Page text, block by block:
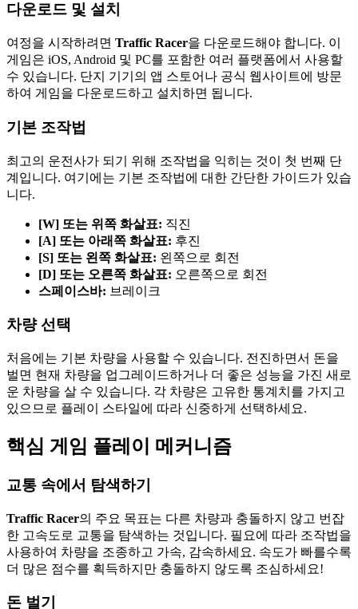
다운로드 및 설치
여정을 시작하려면 Traffic Racer을 다운로드해야 합니다. 이
게임은 iOS, Android 및 PC를 포함한 여러 플랫폼에서 사용할
수 있습니다. 단지 기기의 앱 스토어나 공식 웹사이트에 방문
하여 게임을 다운로드하고 설치하면 됩니다.
기본 조작법
최고의 운전사가 되기 위해 조작법을 익히는 것이 첫 번째 단
계입니다. 여기에는 기본 조작법에 대한 간단한 가이드가 있습
니다.
[W] 또는 위쪽 화살표: 직진
[A] 또는 아래쪽 화살표: 후진
[S] 또는 왼쪽 화살표: 왼쪽으로 회전
[D] 또는 오른쪽 화살표: 오른쪽으로 회전
스페이스바: 브레이크
차량 선택
처음에는 기본 차량을 사용할 수 있습니다. 전진하면서 돈을
벌면 현재 차량을 업그레이드하거나 더 좋은 성능을 가진 새로
운 차량을 살 수 있습니다. 각 차량은 고유한 통계치를 가지고
있으므로 플레이 스타일에 따라 신중하게 선택하세요.
핵심 게임 플레이 메커니즘
교통 속에서 탐색하기
Traffic Racer의 주요 목표는 다른 차량과 충돌하지 않고 번잡
한 고속도로 교통을 탐색하는 것입니다. 필요에 따라 조작법을
사용하여 차량을 조종하고 가속, 감속하세요. 속도가 빠를수록
더 많은 점수를 획득하지만 충돌하지 않도록 조심하세요!
돈 벌기